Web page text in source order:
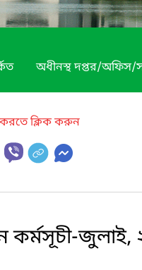
অধীনস্থ দপ্তর/অফিস/
করতে ক্লিক করুন
কর্মসূচী-